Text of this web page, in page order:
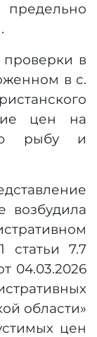
проверки в
в с.
цен на
рыбу и
возбудила
статьи 7.7
04.03.2026
области»
цен